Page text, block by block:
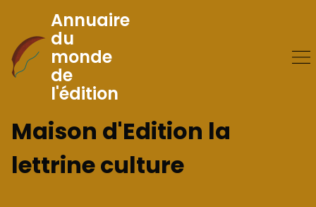
Skip
to
Content
Annuaire
du
monde
de
l'édition
Maison d'Edition la
lettrine culture